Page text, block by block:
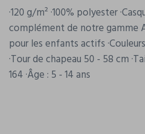
·120 g/m² ·100% polyester
complément de notre gamme
pour les enfants actifs
·Tour de chapeau 50 - 58 cm
164 ·Âge : 5 - 14 ans